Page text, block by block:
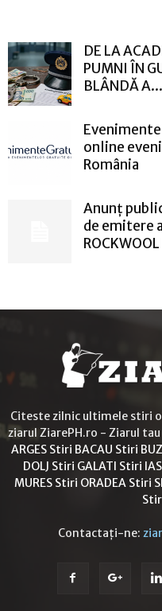
DE LA
PUMNI ÎN
BLÂNDĂ A...
online
România
Anunț
de emitere
Citeste zilnic ultimele stiri
ziarul ZiarePH.ro - Ziarul tau
ARGES Stiri BACAU Stiri
DOLJ Stiri GALATI Stiri
MURES Stiri ORADEA Stiri
Contactați-ne: